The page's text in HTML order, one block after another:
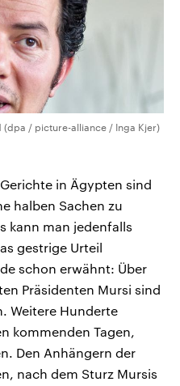
(dpa / picture-alliance / Inga Kjer)
in Ägypten sind
halben Sachen zu
kann man jedenfalls
gestrige Urteil
schon erwähnt: Über
Präsidenten Mursi sind
Weitere Hunderte
kommenden Tagen,
Den Anhängern der
nach dem Sturz Mursis